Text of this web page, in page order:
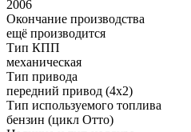
2006
Окончание производства
ещё производится
Тип КПП
механическая
Тип привода
передний привод (4x2)
Тип используемого топлива
бензин (цикл Отто)